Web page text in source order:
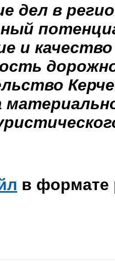
дел в
и
в формате